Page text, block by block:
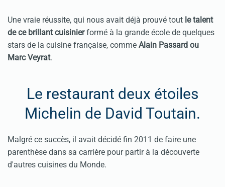
Une vraie réussite, qui nous avait déjà prouvé tout le talent
de ce brillant cuisinierformé à la grande école de quelques
stars de la cuisine française, comme Alain Passard ou
Marc Veyrat.
Le restaurant deux étoiles
Michelin de David Toutain.
Malgré ce succès, il avait décidé fin 2011 de faire une
parenthèse dans sa carrière pour partir à la découverte
d'autres cuisines du Monde.